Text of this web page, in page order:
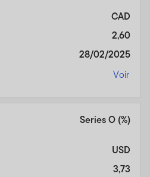
CAD
2,60
28/02/2025
Voir
Series O (%)
USD
3,73